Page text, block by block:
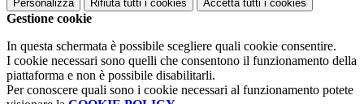
Personalizza Rifiuta tutti i cookies Accetta tutti i cookies
Gestione cookie
In questa schermata è possibile scegliere quali cookie consentire.
I cookie necessari sono quelli che consentono il funzionamento della
piattaforma e non è possibile disabilitarli.
Per conoscere quali sono i cookie necessari al funzionamento potete